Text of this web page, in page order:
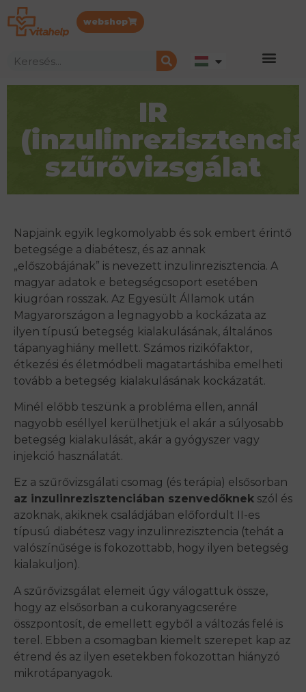
webshop
IR
szűrővizsgálat
Napjaink egyik legkomolyabb és sok embert érintő
betegsége a diabétesz, és az annak
„előszobájának” is nevezett inzulinrezisztencia. A
magyar adatok e betegségcsoport esetében
kiugróan rosszak. Az Egyesült Államok után
Magyarországon a legnagyobb a kockázata az
ilyen típusú betegség kialakulásának, általános
tápanyaghiány mellett. Számos rizikófaktor,
étkezési és életmódbeli magatartáshiba emelheti
tovább a betegség kialakulásának kockázatát.
Minél előbb teszünk a probléma ellen, annál
nagyobb eséllyel kerülhetjük el akár a súlyosabb
betegség kialakulását, akár a gyógyszer vagy
injekció használatát.
Ez a szűrővizsgálati csomag (és terápia) elsősorban
az inzulinrezisztenciában szenvedőknek szól és
azoknak, akiknek családjában előfordult II-es
típusú diabétesz vagy inzulinrezisztencia (tehát a
valószínűsége is fokozottabb, hogy ilyen betegség
kialakuljon).
A szűrővizsgálat elemeit úgy válogattuk össze,
hogy az elsősorban a cukoranyagcserére
összpontosít, de emellett egyből a változás felé is
terel. Ebben a csomagban kiemelt szerepet kap az
étrend és az ilyen esetekben fokozottan hiányzó
mikrotápanyagok.